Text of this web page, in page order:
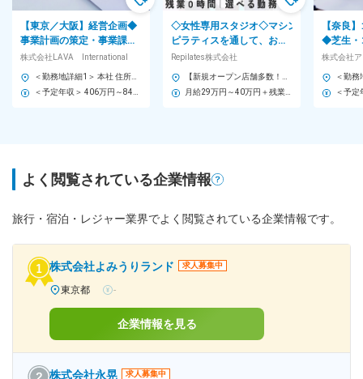
【東京／大阪】経営企画◆
事業計画の策定・事業課題
の発見と改善提案など◆ヨ
ガスタジオなど展開企業
株式会社LAVA International
◇女性専用スタジオ◇マシン
ピラティスを通して、お客
様の“キレイ”と“健康”をサ
ポート♪◇研修充実◇
Repilates株式会社
【奈良
◆芝生・
年間メン
／責任
級
株式会社
よく閲覧されている企業情報
旅行・宿泊・レジャー業界でよく閲覧されている企業情報です。
株式会社よみうりランド 求人募集中
東京都 -
企業情報を見る
株式会社永晃 求人募集中